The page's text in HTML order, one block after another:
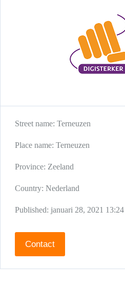
Street name: Terneuzen
Place name: Terneuzen
Province: Zeeland
Country: Nederland
Published: januari 28, 2021 13:24
Contact